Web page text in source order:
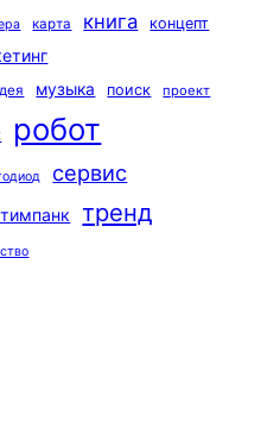
карта книга
концепт
музыка поиск проект
робот
сервис
тренд